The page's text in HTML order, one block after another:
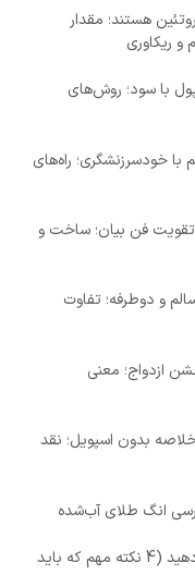
هستند؛ مقدار
ریکاوری
با سود؛ روش‌های
خودسرزنشگری؛ راه‌های
فن بیان؛ ساخت و
و دوطرفه؛ تفاوت
ازدواج؛ معنی
بدون اسپویل؛ نقد
انگ طلای آب‌شده
اشتباهاتی که هنگام خرید قهوه نباید انجام دهید (4 نکته مهم که باید